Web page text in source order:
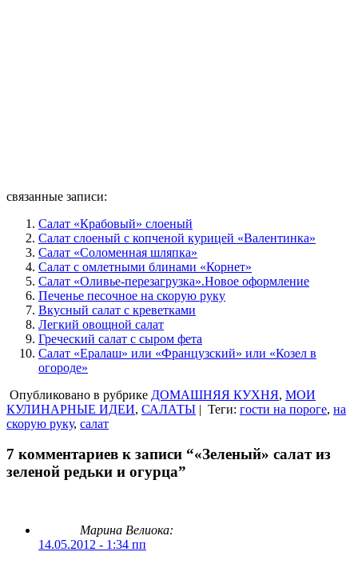
связанные записи:
Салат «Крабовый» слоеный
Салат слоеный с копченой курицей «Валентинка»
Салат «Соломенная шляпка»
Салат с омлетными блинами «Корнет»
Салат «Оливье-перезагрузка».Новое оформление
Печенье песочное на скорую руку
Вкусный салат с креветками
Легкий овощной салат
Греческий салат с сыром фета
Салат «Ералаш» или «Французский» или «Козел в
огороде»
Опубликовано в рубрике ДОМАШНЯЯ КУХНЯ, МОИ
КУЛИНАРНЫЕ ИДЕИ, САЛАТЫ | Теги: гости на пороге, на
скорую руку, салат
7 комментариев к записи “«Зеленый» салат из
зеленой редьки и огурца”
Марина Велиока:
14.05.2012 - 1:34 пп